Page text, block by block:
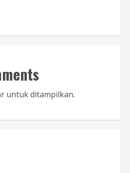
untuk ditampilkan.